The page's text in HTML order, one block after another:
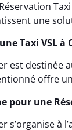
une
Taxi VSL à
est
offre
pour une
s’organise